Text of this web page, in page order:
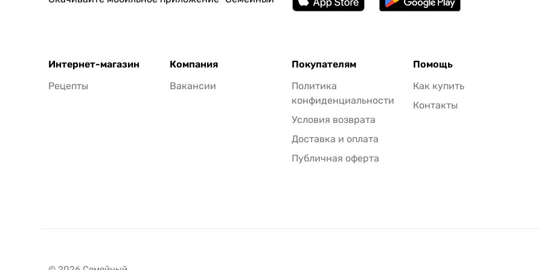
Интернет-магазин
Рецепты
Компания
Вакансии
Покупателям
Политика
конфиденциальности
Условия возврата
Доставка и оплата
Публичная оферта
Помощь
Как купить
Контакты